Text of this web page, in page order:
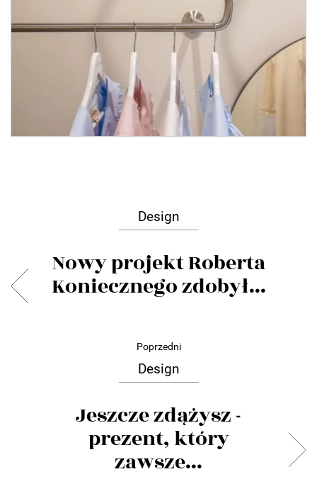
Design
Nowy projekt Roberta
Koniecznego zdobył...
Poprzedni
Design
Jeszcze zdążysz -
prezent, który
zawsze...